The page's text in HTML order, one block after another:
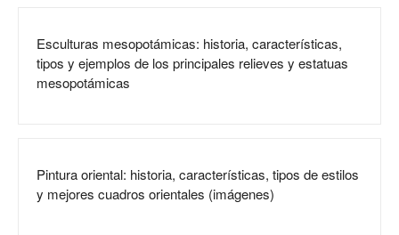
Esculturas mesopotámicas: historia, características,
tipos y ejemplos de los principales relieves y estatuas
mesopotámicas
Pintura oriental: historia, características, tipos de estilos
y mejores cuadros orientales (imágenes)